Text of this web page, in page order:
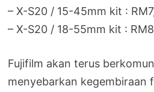
– X-S20 / 15-45mm kit :
– X-S20 / 18-55mm kit :
Fujifilm akan terus
menyebarkan kegembiraan